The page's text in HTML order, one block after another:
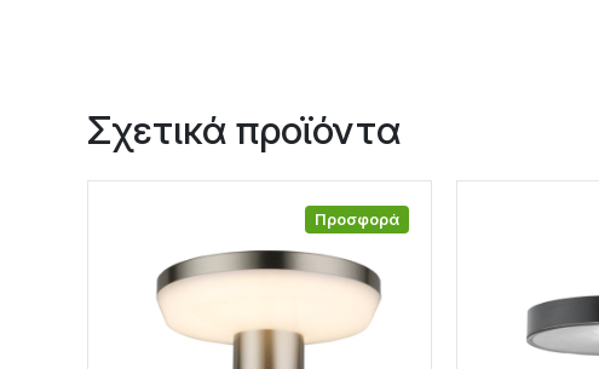
Σχετικά προϊόντα
Προσφορά